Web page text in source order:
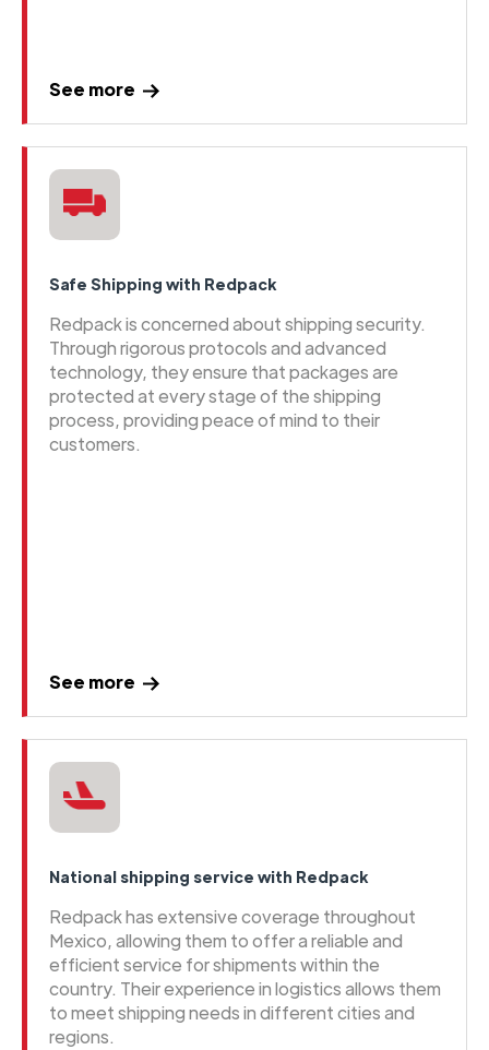
See more
Safe Shipping with Redpack
Redpack is concerned about shipping security.
Through rigorous protocols and advanced
technology, they ensure that packages are
protected at every stage of the shipping
process, providing peace of mind to their
customers.
See more
National shipping service with Redpack
Redpack has extensive coverage throughout
Mexico, allowing them to offer a reliable and
efficient service for shipments within the
country. Their experience in logistics allows them
to meet shipping needs in different cities and
regions.